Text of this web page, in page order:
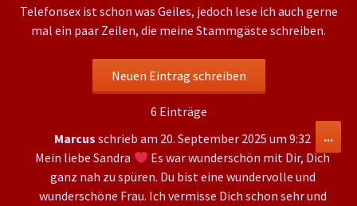
Telefonsex ist schon was Geiles, jedoch lese ich auch gerne
mal ein paar Zeilen, die meine Stammgäste schreiben.
6 Einträge
Marcus schrieb am 20. September 2025 um 9:32
Mein liebe Sandra
Es war wunderschön mit Dir, Dich
ganz nah zu spüren. Du bist eine wundervolle und
wunderschöne Frau. Ich vermisse Dich schon sehr und
...